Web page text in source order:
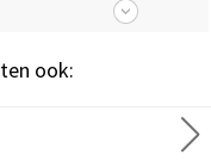
ook: